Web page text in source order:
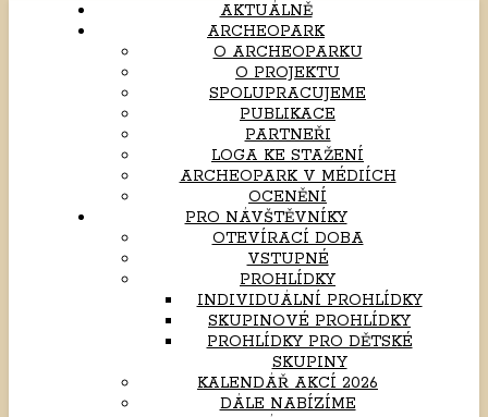
AKTUÁLNĚ
ARCHEOPARK
O ARCHEOPARKU
O PROJEKTU
SPOLUPRACUJEME
PUBLIKACE
PARTNEŘI
LOGA KE STAŽENÍ
ARCHEOPARK V MÉDIÍCH
OCENĚNÍ
PRO NÁVŠTĚVNÍKY
OTEVÍRACÍ DOBA
VSTUPNÉ
PROHLÍDKY
INDIVIDUÁLNÍ PROHLÍDKY
SKUPINOVÉ PROHLÍDKY
PROHLÍDKY PRO DĚTSKÉ
SKUPINY
KALENDÁŘ AKCÍ 2026
DÁLE NABÍZÍME